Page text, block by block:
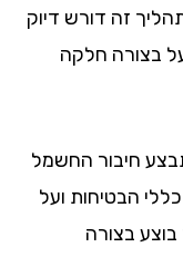
זה דורש דיוק
חלקה
החשמל
ועל
בצורה